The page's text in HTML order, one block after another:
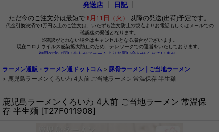
発送店
日記┃
ラーメン通販・ラーメン通ドットコム > 豚骨ラーメン | ご当地ラーメン
> 鹿児島ラーメンくろいわ 4人前 ご当地ラーメン 常温保存 半生麺
鹿児島ラーメンくろいわ 4人前 ご当地ラーメン 常温保
存 半生麺 [T27F011908]